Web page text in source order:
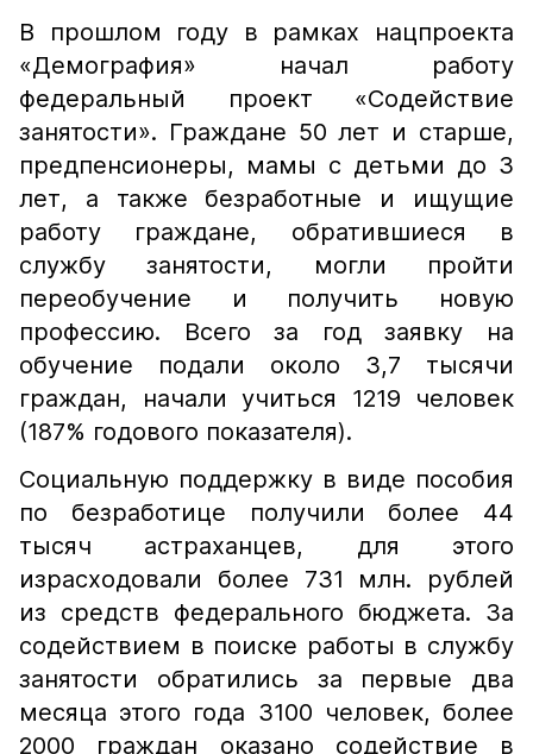
В прошлом году в рамках нацпроекта
«Демография» начал работу
федеральный проект «Содействие
занятости». Граждане 50 лет и старше,
предпенсионеры, мамы с детьми до 3
лет, а также безработные и ищущие
работу граждане, обратившиеся в
службу занятости, могли пройти
переобучение и получить новую
профессию. Всего за год заявку на
обучение подали около 3,7 тысячи
граждан, начали учиться 1219 человек
(187% годового показателя).
Социальную поддержку в виде пособия
по безработице получили более 44
тысяч астраханцев, для этого
израсходовали более 731 млн. рублей
из средств федерального бюджета. За
содействием в поиске работы в службу
занятости обратились за первые два
месяца этого года 3100 человек, более
2000 граждан оказано содействие в